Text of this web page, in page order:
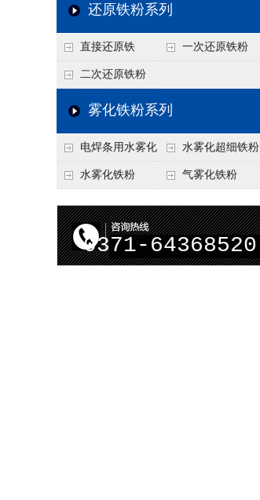
还原铁粉系列
直接还原铁 一次还原铁粉
二次还原铁粉
雾化铁粉系列
电焊条用水雾化
铁粉
水雾化超细铁粉
水雾化铁粉 气雾化铁粉
0371-64368520